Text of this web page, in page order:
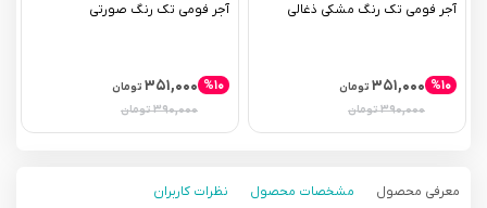
آجر فومی تک رنگ مشکی ذغالی
۳۵۱,۰۰۰ تومان
۳۹۰,۰۰۰تومان
%۱۰
آجر فومی تک رنگ صورتی
۳۵۱,۰۰۰ تومان
۳۹۰,۰۰۰تومان
%۱۰
معرفی محصول مشخصات محصول نظرات کاربران